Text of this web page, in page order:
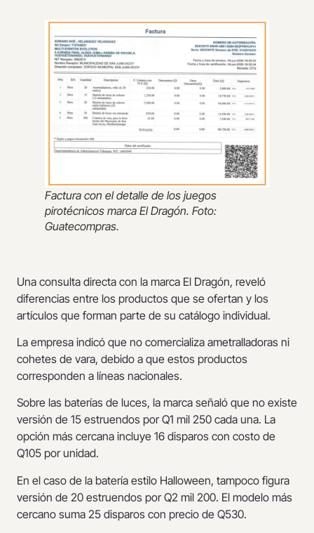
Factura con el detalle de los juegos
pirotécnicos marca El Dragón. Foto:
Guatecompras.
Una consulta directa con la marca El Dragón, reveló
diferencias entre los productos que se ofertan y los
artículos que forman parte de su catálogo individual.
La empresa indicó que no comercializa ametralladoras ni
cohetes de vara, debido a que estos productos
corresponden a líneas nacionales.
Sobre las baterías de luces, la marca señaló que no existe
versión de 15 estruendos por Q1 mil 250 cada una. La
opción más cercana incluye 16 disparos con costo de
Q105 por unidad.
En el caso de la batería estilo Halloween, tampoco figura
versión de 20 estruendos por Q2 mil 200. El modelo más
cercano suma 25 disparos con precio de Q530.